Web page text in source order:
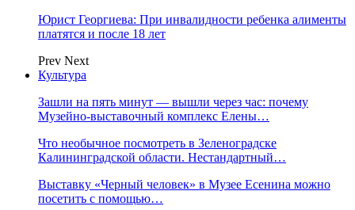
Юрист Георгиева: При инвалидности ребенка алименты
платятся и после 18 лет
Prev Next
Культура
Зашли на пять минут — вышли через час: почему
Музейно-выставочный комплекс Елены…
Что необычное посмотреть в Зеленоградске
Калининградской области. Нестандартный…
Выставку «Черный человек» в Музее Есенина можно
посетить с помощью…